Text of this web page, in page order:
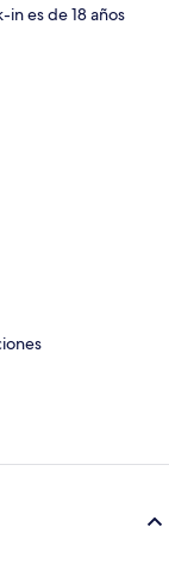
in es de 18 años